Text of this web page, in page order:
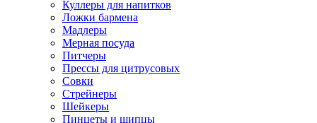
Куллеры для напитков
Ложки бармена
Мадлеры
Мерная посуда
Питчеры
Прессы для цитрусовых
Совки
Стрейнеры
Шейкеры
Пинцеты и щипцы